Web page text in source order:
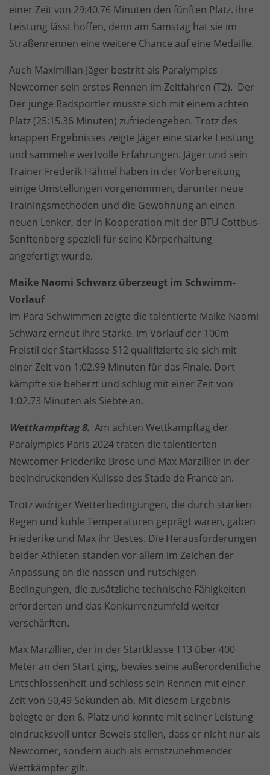
einer Zeit von 29:40.76 Minuten den fünften Platz. Ihre
Leistung lässt hoffen, denn am Samstag hat sie im
Straßenrennen eine weitere Chance auf eine Medaille.
Auch Maximilian Jäger bestritt als Paralympics
Newcomer sein erstes Rennen im Zeitfahren (T2). Der
Der junge Radsportler musste sich mit einem achten
Platz (25:15.36 Minuten) zufriedengeben. Trotz des
knappen Ergebnisses zeigte Jäger eine starke Leistung
und sammelte wertvolle Erfahrungen. Jäger und sein
Trainer Frederik Hähnel haben in der Vorbereitung
einige Umstellungen vorgenommen, darunter neue
Trainingsmethoden und die Gewöhnung an einen
neuen Lenker, der in Kooperation mit der BTU Cottbus-
Senftenberg speziell für seine Körperhaltung
angefertigt wurde.
Maike Naomi Schwarz überzeugt im Schwimm-
Vorlauf
Im Para Schwimmen zeigte die talentierte Maike Naomi
Schwarz erneut ihre Stärke. Im Vorlauf der 100m
Freistil der Startklasse S12 qualifizierte sie sich mit
einer Zeit von 1:02.99 Minuten für das Finale. Dort
kämpfte sie beherzt und schlug mit einer Zeit von
1:02.73 Minuten als Siebte an.
Wettkampftag 8. Am achten Wettkampftag der
Paralympics Paris 2024 traten die talentierten
Newcomer Friederike Brose und Max Marzillier in der
beeindruckenden Kulisse des Stade de France an.
Trotz widriger Wetterbedingungen, die durch starken
Regen und kühle Temperaturen geprägt waren, gaben
Friederike und Max ihr Bestes. Die Herausforderungen
beider Athleten standen vor allem im Zeichen der
Anpassung an die nassen und rutschigen
Bedingungen, die zusätzliche technische Fähigkeiten
erforderten und das Konkurrenzumfeld weiter
verschärften.
Max Marzillier, der in der Startklasse T13 über 400
Meter an den Start ging, bewies seine außerordentliche
Entschlossenheit und schloss sein Rennen mit einer
Zeit von 50,49 Sekunden ab. Mit diesem Ergebnis
belegte er den 6. Platz und konnte mit seiner Leistung
eindrucksvoll unter Beweis stellen, dass er nicht nur als
Newcomer, sondern auch als ernstzunehmender
Wettkämpfer gilt.